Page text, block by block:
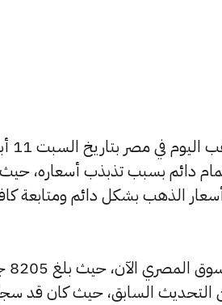
دائم بسبب تذبذب أسعاره، حيث
365 بتغطية أسعار الذهب بشكل دائم